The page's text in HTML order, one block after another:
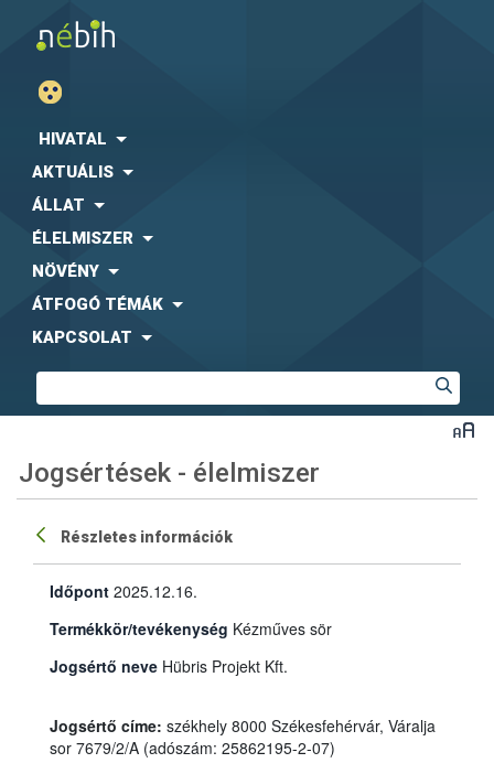
HIVATAL
AKTUÁLIS
ÁLLAT
ÉLELMISZER
NÖVÉNY
ÁTFOGÓ TÉMÁK
KAPCSOLAT
Jogsértések - élelmiszer
Részletes információk
Időpont 2025.12.16.
Termékkör/tevékenység Kézműves sör
Jogsértő neve Hübris Projekt Kft.
Jogsértő címe: székhely 8000 Székesfehérvár, Váralja
sor 7679/2/A (adószám: 25862195-2-07)